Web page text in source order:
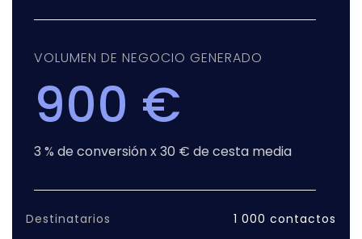
VOLUMEN DE NEGOCIO GENERADO
900 €
3 % de conversión x 30 € de cesta media
Destinatarios 1 000 contactos